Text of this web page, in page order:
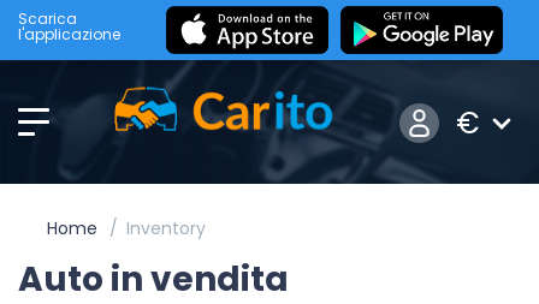
Scarica
l'applicazione
€
Home Inventory
Auto in vendita